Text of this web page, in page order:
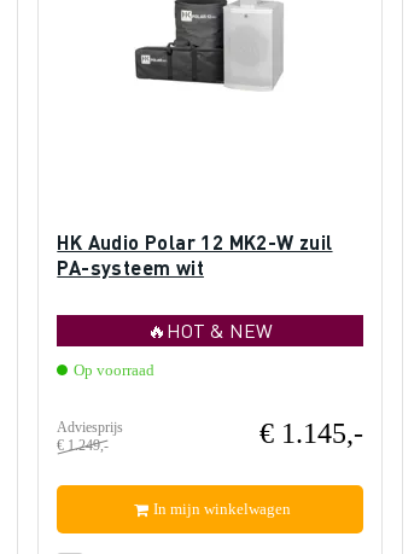
HK Audio Polar 12 MK2-W zuil
PA-systeem wit
🔥HOT & NEW
Op voorraad
Adviesprijs
€ 1.249,-
€ 1.145,-
In mijn winkelwagen